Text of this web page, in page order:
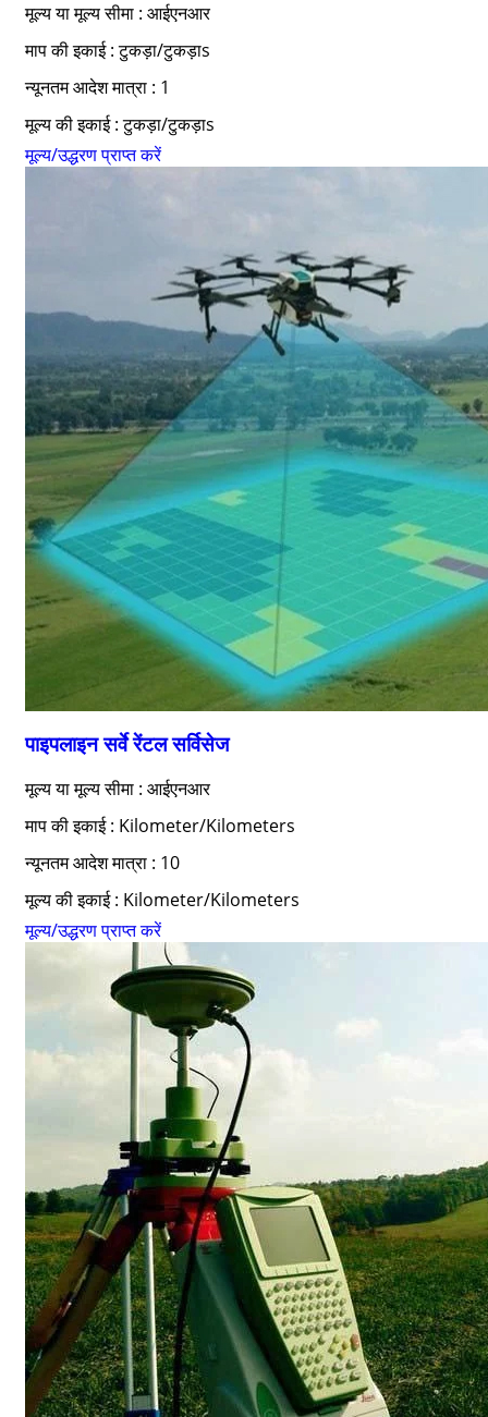
मूल्य या मूल्य सीमा : आईएनआर
माप की इकाई : टुकड़ा/टुकड़ाs
न्यूनतम आदेश मात्रा : 1
मूल्य की इकाई : टुकड़ा/टुकड़ाs
मूल्य/उद्धरण प्राप्त करें
पाइपलाइन सर्वे रेंटल सर्विसेज
मूल्य या मूल्य सीमा : आईएनआर
माप की इकाई : Kilometer/Kilometers
न्यूनतम आदेश मात्रा : 10
मूल्य की इकाई : Kilometer/Kilometers
मूल्य/उद्धरण प्राप्त करें